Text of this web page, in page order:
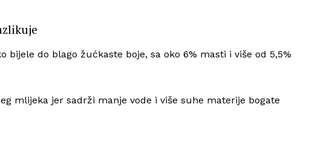
bijele do blago žućkaste boje, sa oko 6% masti i više od 5,5%
mlijeka jer sadrži manje vode i više suhe materije bogate